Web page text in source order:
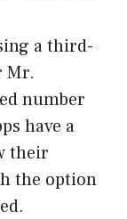
a third-
Mr.
number
have a
their
the option